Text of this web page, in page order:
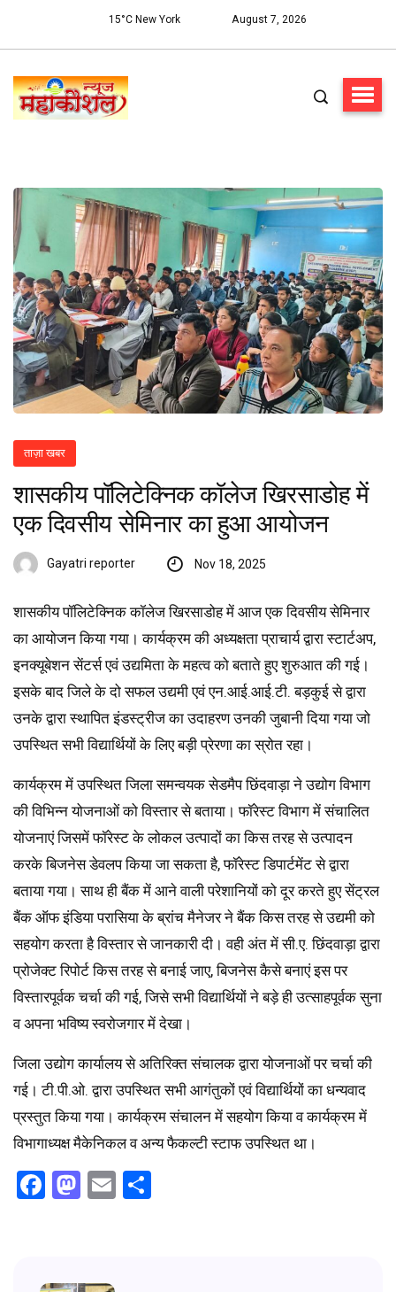
15°C New York August 7, 2026
ताज़ा खबर
शासकीय पॉलिटेक्निक कॉलेज खिरसाडोह में
एक दिवसीय सेमिनार का हुआ आयोजन
Gayatri reporter Nov 18, 2025
शासकीय पॉलिटेक्निक कॉलेज खिरसाडोह में आज एक दिवसीय सेमिनार
का आयोजन किया गया। कार्यक्रम की अध्यक्षता प्राचार्य द्वारा स्टार्टअप,
इनक्यूबेशन सेंटर्स एवं उद्यमिता के महत्व को बताते हुए शुरुआत की गई।
इसके बाद जिले के दो सफल उद्यमी एवं एन.आई.आई.टी. बड़कुई से द्वारा
उनके द्वारा स्थापित इंडस्ट्रीज का उदाहरण उनकी जुबानी दिया गया जो
उपस्थित सभी विद्यार्थियों के लिए बड़ी प्रेरणा का स्रोत रहा।
कार्यक्रम में उपस्थित जिला समन्वयक सेडमैप छिंदवाड़ा ने उद्योग विभाग
की विभिन्न योजनाओं को विस्तार से बताया। फॉरेस्ट विभाग में संचालित
योजनाएं जिसमें फॉरेस्ट के लोकल उत्पादों का किस तरह से उत्पादन
करके बिजनेस डेवलप किया जा सकता है, फॉरेस्ट डिपार्टमेंट से द्वारा
बताया गया। साथ ही बैंक में आने वाली परेशानियों को दूर करते हुए सेंट्रल
बैंक ऑफ इंडिया परासिया के ब्रांच मैनेजर ने बैंक किस तरह से उद्यमी को
सहयोग करता है विस्तार से जानकारी दी। वही अंत में सी.ए. छिंदवाड़ा द्वारा
प्रोजेक्ट रिपोर्ट किस तरह से बनाई जाए, बिजनेस कैसे बनाएं इस पर
विस्तारपूर्वक चर्चा की गई, जिसे सभी विद्यार्थियों ने बड़े ही उत्साहपूर्वक सुना
व अपना भविष्य स्वरोजगार में देखा।
जिला उद्योग कार्यालय से अतिरिक्त संचालक द्वारा योजनाओं पर चर्चा की
गई। टी.पी.ओ. द्वारा उपस्थित सभी आगंतुकों एवं विद्यार्थियों का धन्यवाद
प्रस्तुत किया गया। कार्यक्रम संचालन में सहयोग किया व कार्यक्रम में
विभागाध्यक्ष मैकेनिकल व अन्य फैकल्टी स्टाफ उपस्थित था।
Facebook
Mastodon
Email